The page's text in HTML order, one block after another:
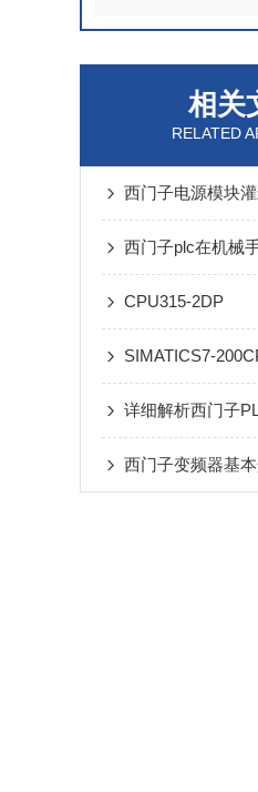
相关
RELATED
西门子plc在机械
CPU315-2DP
SIMATICS7-
西门子变频器基